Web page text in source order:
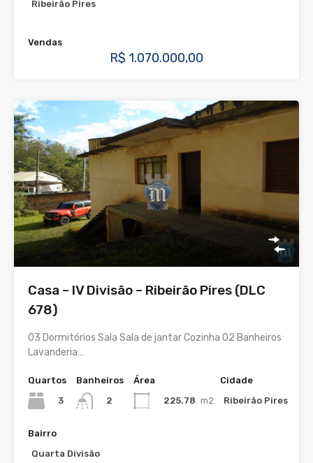
Ribeirão Pires
Vendas
R$ 1.070.000,00
Casa – IV Divisão – Ribeirão Pires (DLC
678)
03 Dormitórios Sala Sala de jantar Cozinha 02 Banheiros
Lavanderia…
Quartos
3
Banheiros
2
Área
225.78 m2
Cidade
Ribeirão Pires
Bairro
Quarta Divisão